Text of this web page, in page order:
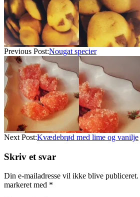
Previous Post:Nougat specier
Next Post:Kvædebrød med lime og vanilje
Skriv et svar
Din e-mailadresse vil ikke blive publiceret.
markeret med *